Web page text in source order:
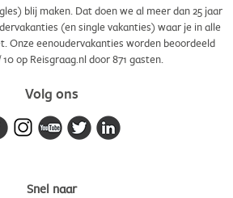
blij maken. Dat doen we al meer dan 25 jaar
(en single vakanties) waar je in alle
Onze eenoudervakanties worden beoordeeld
10op Reisgraag.nl door871 gasten.
Volg ons
Snel naar